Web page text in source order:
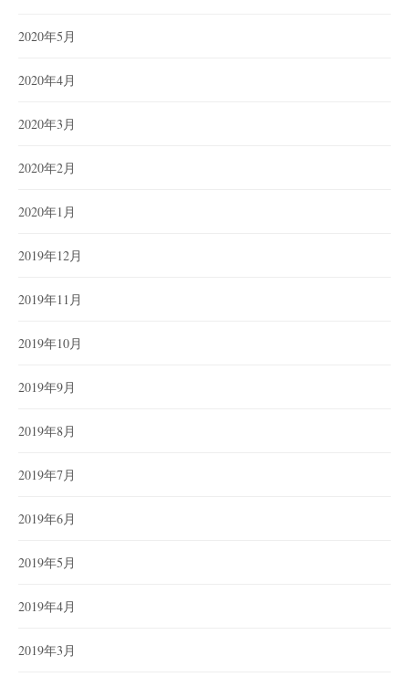
2020年5月
2020年4月
2020年3月
2020年2月
2020年1月
2019年12月
2019年11月
2019年10月
2019年9月
2019年8月
2019年7月
2019年6月
2019年5月
2019年4月
2019年3月